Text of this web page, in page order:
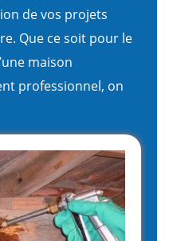
de vos projets
Que ce soit pour le
maison
professionnel, on